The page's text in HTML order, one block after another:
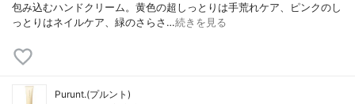
包み込むハンドクリーム。黄色の超しっとりは手荒れケア、ピンクのし
っとりはネイルケア、緑のさらさ…続きを見る
Purunt.(プルント)